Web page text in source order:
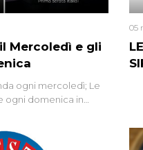
Mercoledì e gli
ogni mercoledì; Le
ogni domenica in
05